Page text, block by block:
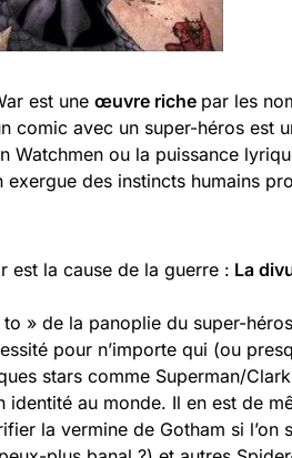
est une œuvre riche par les
comic avec un super-héros est
Watchmen ou la puissance
des instincts humains
est la cause de la guerre : La
» de la panoplie du super-
pour n’importe qui (ou
stars comme Superman/
au monde. Il en est de
la vermine de Gotham si l’on